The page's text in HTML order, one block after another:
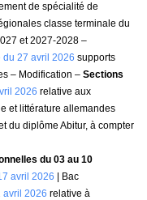
de spécialité de
classe terminale du
et 2027-2028 –
du 27 avril 2026 supports
– Modification – Sections
2026 relative aux
et littérature allemandes
du diplôme Abitur, à compter
du 03 au 10
avril 2026 | Bac
avril 2026 relative à